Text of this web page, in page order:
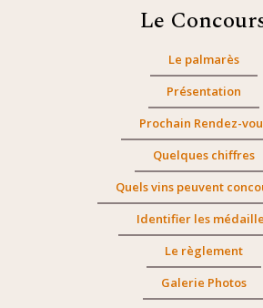
Le
Le palmarès
Présentation
Prochain Rendez-
Quelques chiffres
Quels vins peuvent
Identifier les
Le règlement
Galerie Photos